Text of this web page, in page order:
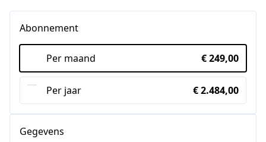
Abonnement
Per maand € 249,00
Per jaar € 2.484,00
Gegevens